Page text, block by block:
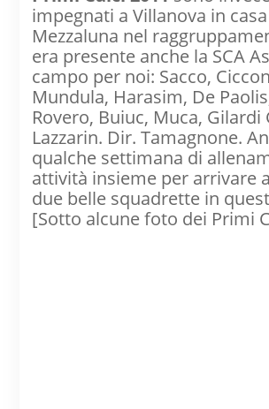
impegnati a Villanova in
Mezzaluna nel
era presente anche la SCA
campo per noi: Sacco,
Mundula, Harasim, De
Rovero, Buiuc, Muca, Gilardi
Lazzarin. Dir. Tamagnone.
qualche settimana di
attività insieme per arrivare
due belle squadrette in
[Sotto alcune foto dei Primi